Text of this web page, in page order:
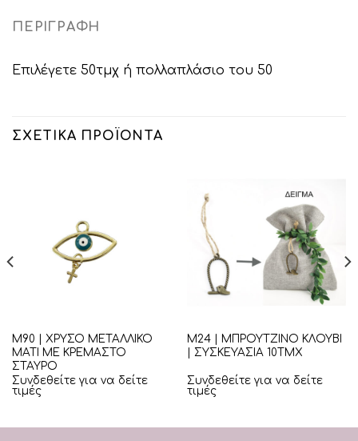
ΠΕΡΙΓΡΑΦΉ
Επιλέγετε 50τμχ ή πολλαπλάσιο του 50
ΣΧΕΤΙΚΆ ΠΡΟΪΌΝΤΑ
Μ90 | ΧΡΥΣΟ ΜΕΤΑΛΛΙΚΟ
ΜΑΤΙ ΜΕ ΚΡΕΜΑΣΤΟ
ΣΤΑΥΡΟ
Συνδεθείτε για να δείτε
τιμές
Μ24 | ΜΠΡΟΥΤΖΙΝΟ ΚΛΟΥΒΙ
| ΣΥΣΚΕΥΑΣΙΑ 10ΤΜΧ
Συνδεθείτε για να δείτε
τιμές